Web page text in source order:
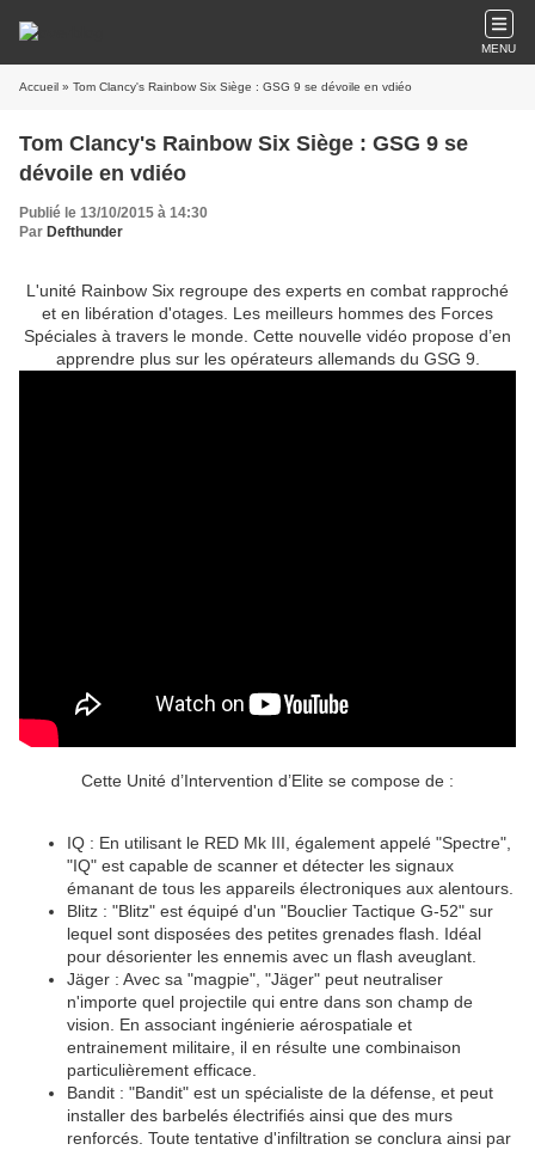
MENU
Accueil » Tom Clancy's Rainbow Six Siège : GSG 9 se dévoile en vdiéo
Tom Clancy's Rainbow Six Siège : GSG 9 se
dévoile en vdiéo
Publié le 13/10/2015 à 14:30
Par Defthunder
L'unité Rainbow Six regroupe des experts en combat rapproché
et en libération d'otages. Les meilleurs hommes des Forces
Spéciales à travers le monde. Cette nouvelle vidéo propose d’en
apprendre plus sur les opérateurs allemands du GSG 9.
Cette Unité d’Intervention d’Elite se compose de :
IQ : En utilisant le RED Mk III, également appelé "Spectre",
"IQ" est capable de scanner et détecter les signaux
émanant de tous les appareils électroniques aux alentours.
Blitz : "Blitz" est équipé d'un "Bouclier Tactique G-52" sur
lequel sont disposées des petites grenades flash. Idéal
pour désorienter les ennemis avec un flash aveuglant.
Jäger : Avec sa "magpie", "Jäger" peut neutraliser
n'importe quel projectile qui entre dans son champ de
vision. En associant ingénierie aérospatiale et
entrainement militaire, il en résulte une combinaison
particulièrement efficace.
Bandit : "Bandit" est un spécialiste de la défense, et peut
installer des barbelés électrifiés ainsi que des murs
renforcés. Toute tentative d'infiltration se conclura ainsi par